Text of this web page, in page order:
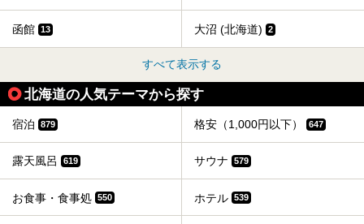
函館 13 大沼 (北海道) 2
すべて表示する
北海道の人気テーマから探す
宿泊 879 格安（1,000円以下） 647
露天風呂 619 サウナ 579
お食事・食事処 550 ホテル 539